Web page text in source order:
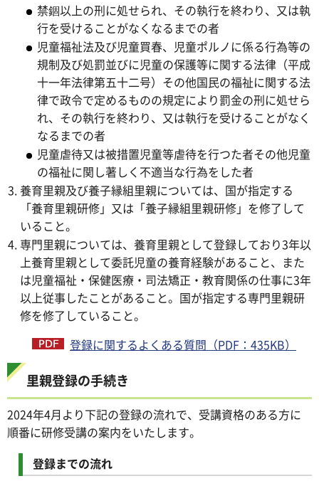
禁錮以上の刑に処せられ、その執行を終わり、又は執
行を受けることがなくなるまでの者
児童福祉法及び児童買春、児童ポルノに係る行為等の
規制及び処罰並びに児童の保護等に関する法律（平成
十一年法律第五十二号）その他国民の福祉に関する法
律で政令で定めるものの規定により罰金の刑に処せら
れ、その執行を終わり、又は執行を受けることがなく
なるまでの者
児童虐待又は被措置児童等虐待を行つた者その他児童
の福祉に関し著しく不適当な行為をした者
養育里親及び養子縁組里親については、国が指定する
「養育里親研修」又は「養子縁組里親研修」を修了して
いること。
専門里親については、養育里親として登録しており3年以
上養育里親として委託児童の養育経験があること、また
は児童福祉・保健医療・司法矯正・教育関係の仕事に3年
以上従事したことがあること。国が指定する専門里親研
修を修了していること。
登録に関するよくある質問（PDF：435KB）
里親登録の手続き
2024年4月より下記の登録の流れで、受講資格のある方に
順番に研修受講の案内をいたします。
登録までの流れ